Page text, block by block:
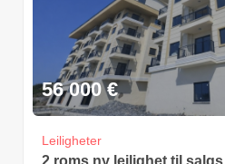
56 000 €
Leiligheter
2 roms ny leilighet til salgs